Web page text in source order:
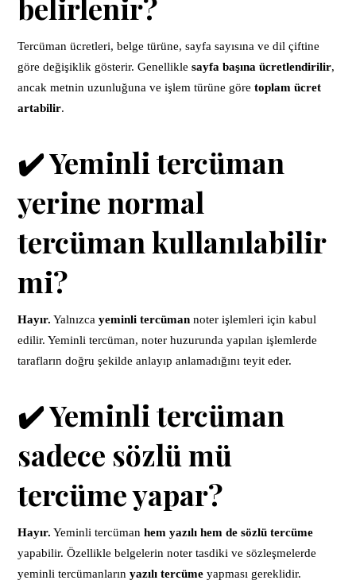
belirlenir?
Tercüman ücretleri, belge türüne, sayfa sayısına ve dil çiftine
göre değişiklik gösterir. Genelliklesayfa başına ücretlendirilir,
ancak metnin uzunluğuna ve işlem türüne göretoplam ücret
artabilir.
✔️ Yeminli tercüman
yerine normal
tercüman kullanılabilir
mi?
Hayır. Yalnızcayeminli tercüman noter işlemleri için kabul
edilir. Yeminli tercüman, noter huzurunda yapılan işlemlerde
tarafların doğru şekilde anlayıp anlamadığını teyit eder.
✔️ Yeminli tercüman
sadece sözlü mü
tercüme yapar?
Hayır. Yeminli tercümanhem yazılı hem de sözlü tercüme
yapabilir. Özellikle belgelerin noter tasdiki ve sözleşmelerde
yeminli tercümanlarınyazılı tercüme yapması gereklidir.